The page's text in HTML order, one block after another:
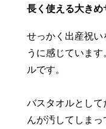
長く使える大きめ
せっかく出産祝
うに感じていま
ルです。
バスタオルとし
んが汚してしま